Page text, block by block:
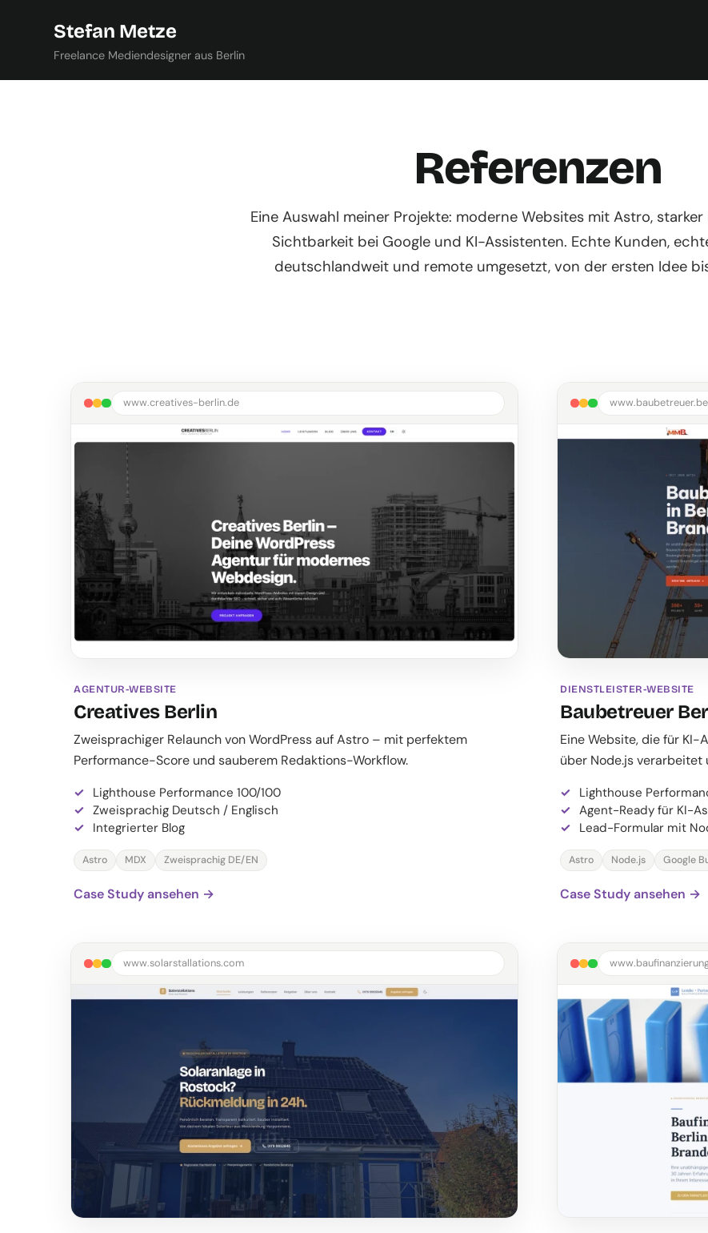
Stefan Metze
Freelance Mediendesigner aus Berlin
Referenzen
Eine Auswahl meiner Projekte: moderne Websites mit Astro,
Sichtbarkeit bei Google und KI-Assistenten. Echte Kunden,
deutschlandweit und remote umgesetzt, von der ersten Idee
www.creatives-berlin.de
AGENTUR-WEBSITE
Creatives Berlin
Zweisprachiger Relaunch von WordPress auf Astro – mit perfektem
Performance-Score und sauberem Redaktions-Workflow.
Lighthouse Performance 100/100
Zweisprachig Deutsch / Englisch
Integrierter Blog
Astro MDX Zweisprachig DE/EN
Case Study ansehen →
DIENSTLEISTER-WEBSITE
Baubetreuer
Eine Website, die für
über Node.js
Lighthouse
Agent-Ready für KI-
Lead-Formular mit
Astro Node.js Google
Case Study ansehen →
www.solarstallations.com